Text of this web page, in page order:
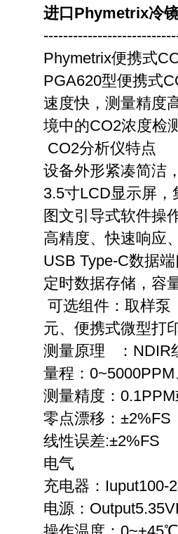
进口Phymetrix冷
Phymetrix便携式
PGA620型便携式
速度快，测量精度
境中的CO2浓度检
CO2分析仪特点
设备外形紧凑简洁
3.5寸LCD显示屏
图文引导式软件操
高精度、快速响应
USB Type-C数据
定时数据存储，容
可选组件：取样泵
元、便携式微型打
测量原理 ：NDIR
量程：
测量精度：
零点漂移：±2%FS
线性误差:±2%FS
电气
充电器：Iuput100-
电源：